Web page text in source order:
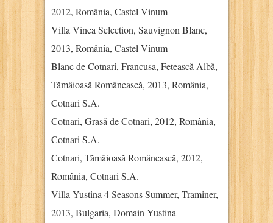
2012, România, Castel Vinum
Villa Vinea Selection, Sauvignon Blanc,
2013, România, Castel Vinum
Blanc de Cotnari, Francusa, Fetească Albă,
Tămâioasă Românească, 2013, România,
Cotnari S.A.
Cotnari, Grasă de Cotnari, 2012, România,
Cotnari S.A.
Cotnari, Tămâioasă Românească, 2012,
România, Cotnari S.A.
Villa Yustina 4 Seasons Summer, Traminer,
2013, Bulgaria, Domain Yustina